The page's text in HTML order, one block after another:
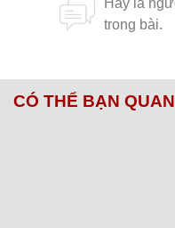
CÓ THỂ BẠN